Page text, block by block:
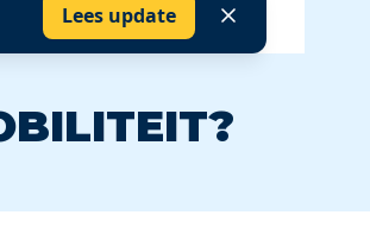
Lees update